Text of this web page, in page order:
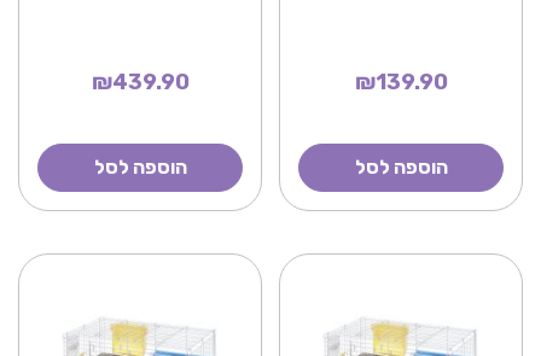
₪139.90
הוספה לסל
₪439.90
הוספה לסל